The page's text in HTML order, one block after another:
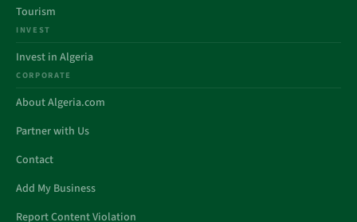
Tourism
INVEST
Invest in Algeria
CORPORATE
About Algeria.com
Partner with Us
Contact
Add My Business
Report Content Violation